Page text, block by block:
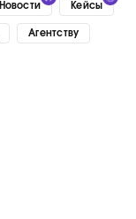
Новости Кейсы
Агентству